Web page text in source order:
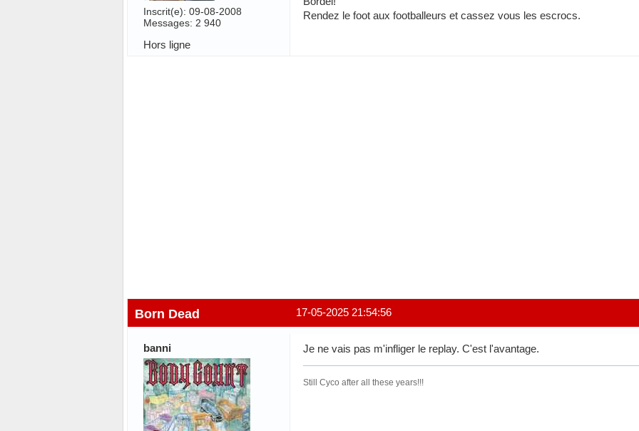
Inscrit(e): 09-08-2008
Messages: 2 940
Rendez le foot aux footballeurs et cassez vous les escrocs.
Hors ligne
17-05-2025 21:54:56
Born Dead
banni Je ne vais pas m'infliger le replay. C'est l'avantage.
Still Cyco after all these years!!!